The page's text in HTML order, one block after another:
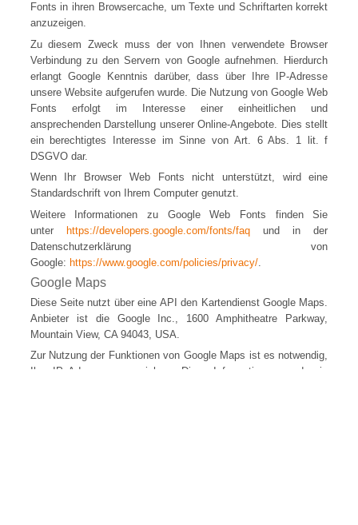
Fonts in ihren Browsercache, um Texte und Schriftarten korrekt
anzuzeigen.
Zu diesem Zweck muss der von Ihnen verwendete Browser
Verbindung zu den Servern von Google aufnehmen. Hierdurch
erlangt Google Kenntnis darüber, dass über Ihre IP-Adresse
unsere Website aufgerufen wurde. Die Nutzung von Google Web
Fonts erfolgt im Interesse einer einheitlichen und
ansprechenden Darstellung unserer Online-Angebote. Dies stellt
ein berechtigtes Interesse im Sinne von Art. 6 Abs. 1 lit. f
DSGVO dar.
Wenn Ihr Browser Web Fonts nicht unterstützt, wird eine
Standardschrift von Ihrem Computer genutzt.
Weitere Informationen zu Google Web Fonts finden Sie
unter https://developers.google.com/fonts/faqund in der
Datenschutzerklärung von
Google: https://www.google.com/policies/privacy/.
Google Maps
Diese Seite nutzt über eine API den Kartendienst Google Maps.
Anbieter ist die Google Inc., 1600 Amphitheatre Parkway,
Mountain View, CA 94043, USA.
Zur Nutzung der Funktionen von Google Maps ist es notwendig,
Ihre IP Adresse zu speichern. Diese Informationen werden in